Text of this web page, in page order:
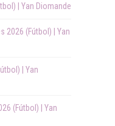
| Yan Diomande
2026 (Fútbol) | Yan
| Yan
(Fútbol) | Yan